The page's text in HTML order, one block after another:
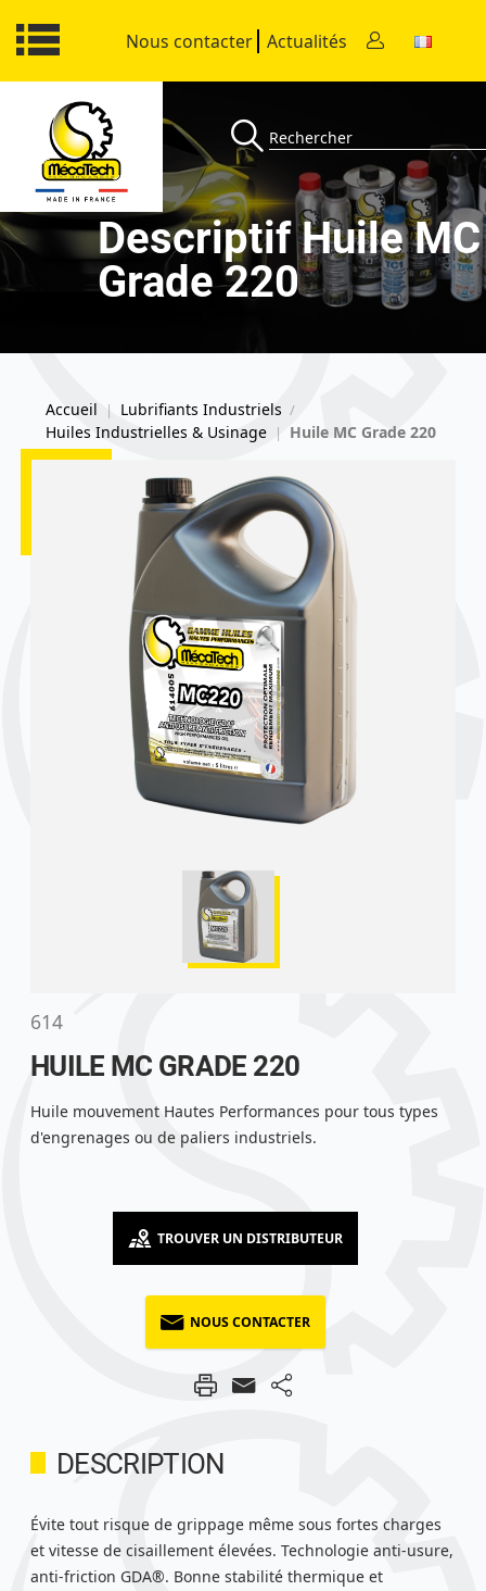
Nous contacter Actualités
Descriptif Huile MC
Grade 220
Accueil | Lubrifiants Industriels /
Huiles Industrielles & Usinage | Huile MC Grade 220
614
HUILE MC GRADE 220
Huile mouvement Hautes Performances pour tous types
d'engrenages ou de paliers industriels.
TROUVER UN DISTRIBUTEUR
NOUS CONTACTER
DESCRIPTION
Évite tout risque de grippage même sous fortes charges
et vitesse de cisaillement élevées. Technologie anti-usure,
anti-friction GDA®. Bonne stabilité thermique et